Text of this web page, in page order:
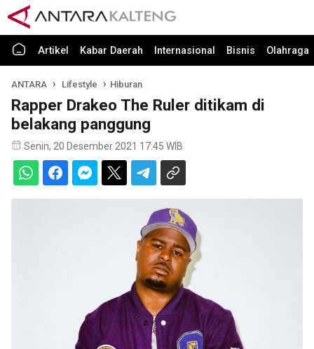
Artikel Kabar Daerah Internasional Bisnis Olahraga
ANTARA Lifestyle Hiburan
Rapper Drakeo The Ruler ditikam di
belakang panggung
Senin, 20 Desember 2021 17:45 WIB